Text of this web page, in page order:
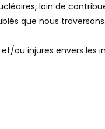
loin de
que nous traversons.
ou injures envers les